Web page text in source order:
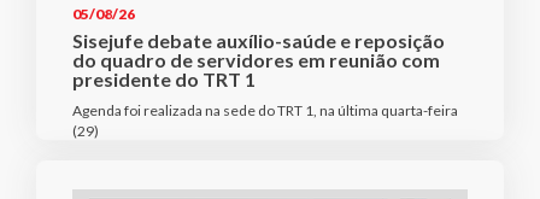
05/08/26
Sisejufe debate auxílio-saúde e reposição
do quadro de servidores em reunião com
presidente do TRT 1
Agenda foi realizada na sede do TRT 1, na última quarta-feira
(29)